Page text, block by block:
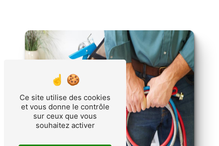
Ce site utilise des cookies
et vous donne le contrôle
sur ceux que vous
souhaitez activer